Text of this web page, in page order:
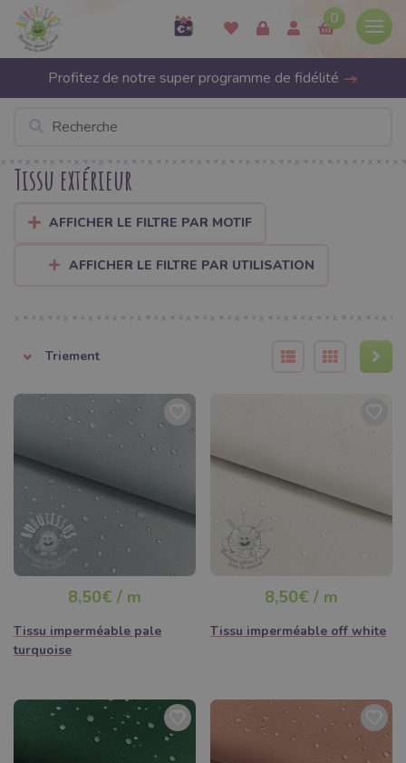
0
Profitez de notre super programme de fidélité
Tissu extérieur
AFFICHER LE FILTRE PAR MOTIF
AFFICHER LE FILTRE PAR UTILISATION
Triement
8,50€ / m
Tissu imperméable pale
turquoise
8,50€ / m
Tissu imperméable off white